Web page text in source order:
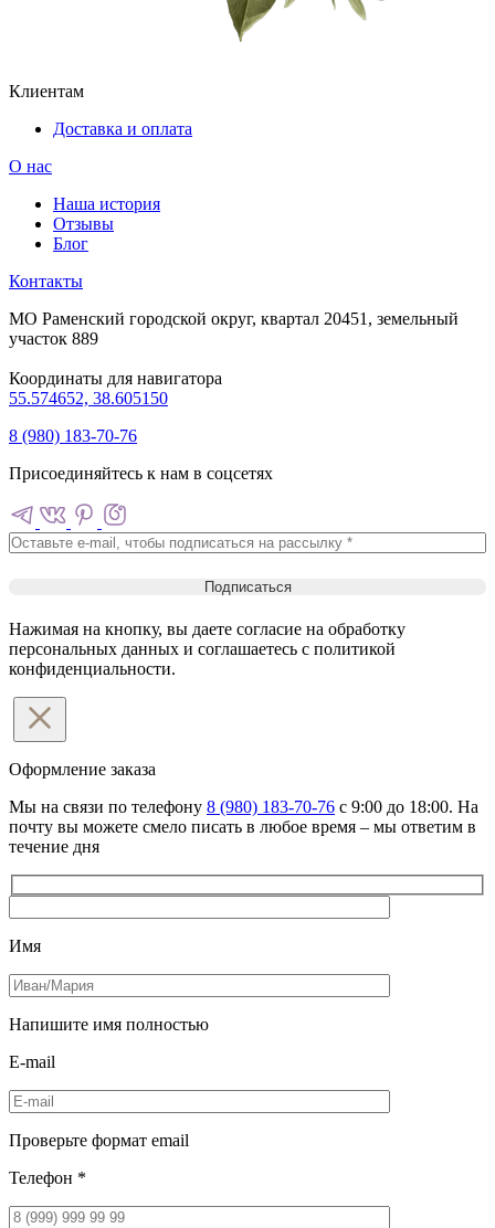
Клиентам
Доставка и оплата
О нас
Наша история
Отзывы
Блог
Контакты
МО Раменский городской округ, квартал 20451, земельный
участок 889
Координаты для навигатора
55.574652, 38.605150
8 (980) 183-70-76
Присоединяйтесь к нам в соцсетях
Нажимая на кнопку, вы даете согласие на обработку
персональных данных и соглашаетесь c политикой
конфиденциальности.
Оформление заказа
Мы на связи по телефону 8 (980) 183-70-76 с 9:00 до 18:00. На
почту вы можете смело писать в любое время – мы ответим в
течение дня
Имя
Напишите имя полностью
E-mail
Проверьте формат email
Телефон *